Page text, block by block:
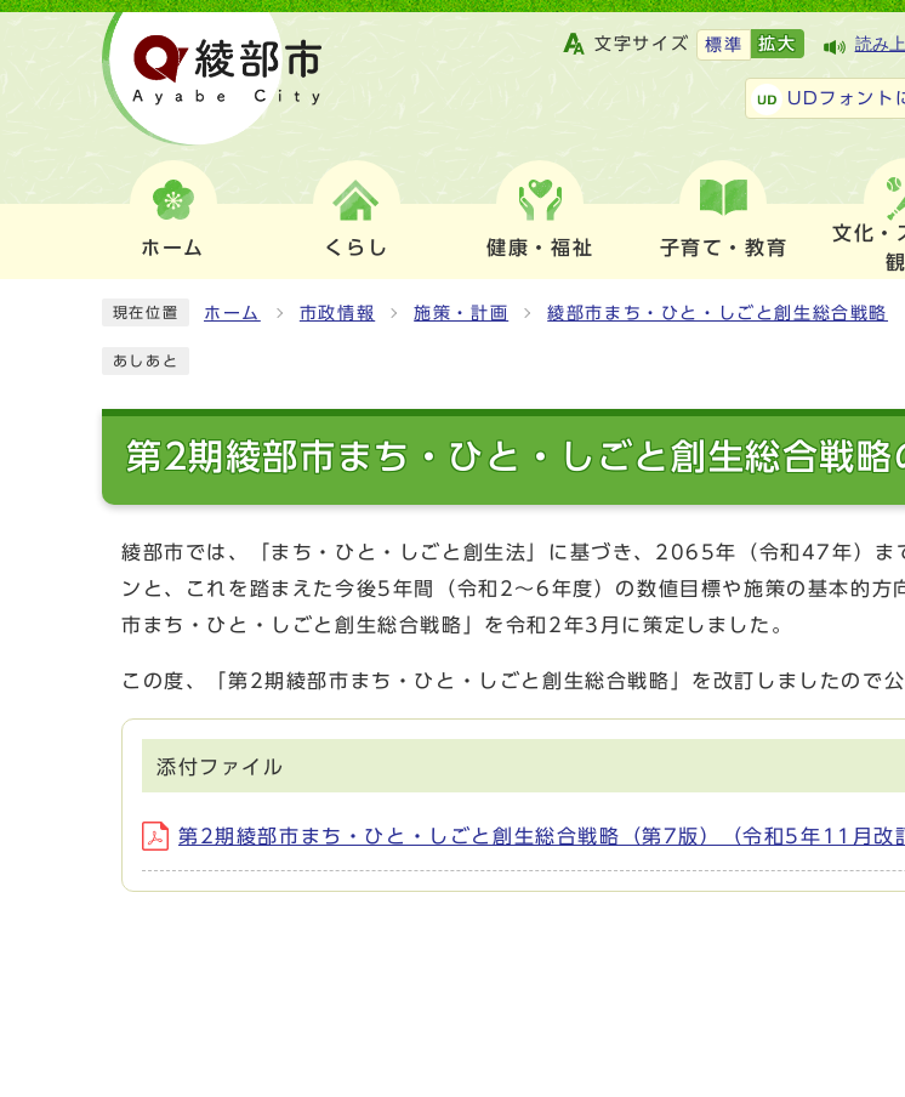
文字サイズ 標準 拡大 読み
UDフォント
ホーム くらし 健康・福祉 子育て・教育
文化・
現在位置 ホーム 市政情報 施策・計画 綾部市まち・ひと・しごと創生総合戦略
あしあと
第2期綾部市まち・ひと・しごと創生総合戦略
綾部市では、「まち・ひと・しごと創生法」に基づき、2065年（令和47年）ま
ンと、これを踏まえた今後5年間（令和2～6年度）の数値目標や施策の基本的方
市まち・ひと・しごと創生総合戦略」を令和2年3月に策定しました。
この度、「第2期綾部市まち・ひと・しごと創生総合戦略」を改訂しましたので公
添付ファイル
第2期綾部市まち・ひと・しごと創生総合戦略（第7版）（令和5年11月